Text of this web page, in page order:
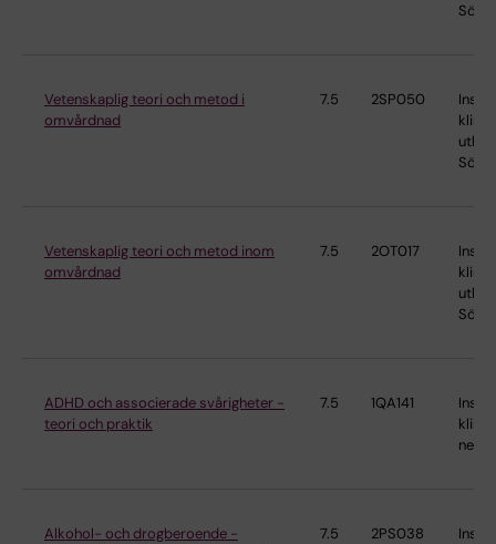
Vetenskaplig teori och metod i
omvårdnad
7.5 2SP050
Vetenskaplig teori och metod inom
omvårdnad
7.5 2OT017
ADHD och associerade svårigheter -
teori och praktik
7.5 1QA141
Alkohol- och drogberoende -
7.5 2PS038